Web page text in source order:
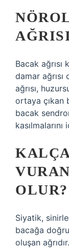
Bacak
damar ağrısı
ağrısı,
ortaya çıkan
bacak
OLUR?
Siyatik,
bacağa
oluşan